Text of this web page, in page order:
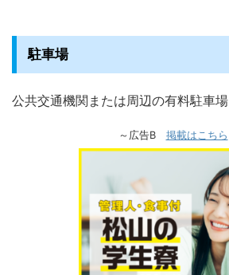
駐車場
公共交通機関または周辺の有料駐車場
～広告B 掲載はこちら